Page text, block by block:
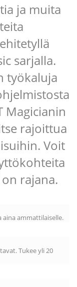
ja muita
sarjalla.
työkaluja
Magicianin
rajoittua
Voit
rajana.
ammattilaiselle.
Tukee yli 20